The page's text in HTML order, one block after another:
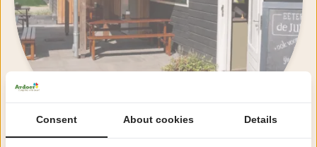
Consent About cookies Details